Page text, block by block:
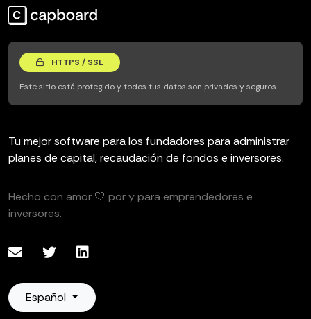
HTTPS / SSL
Este sitio está protegido y todos tus datos son privados y seguros.
Tu mejor software para los fundadores para administrar
planes de capital, recaudación de fondos e inversores.
Hecho con amor 🤍 por y para emprendedores e
inversores.
Español